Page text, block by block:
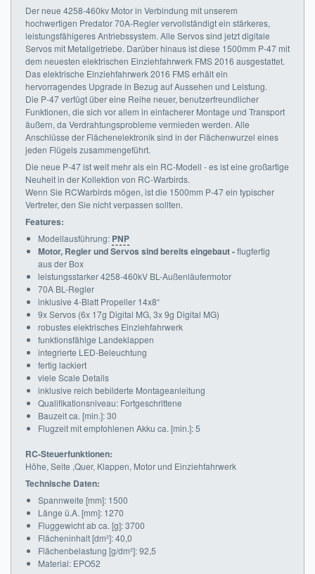
Der neue 4258-460kv Motor in Verbindung mit unserem
hochwertigen Predator 70A-Regler vervollständigt ein stärkeres,
leistungsfähigeres Antriebssystem. Alle Servos sind jetzt digitale
Servos mit Metallgetriebe. Darüber hinaus ist diese 1500mm P-47 mit
dem neuesten elektrischen Einziehfahrwerk FMS 2016 ausgestattet.
Das elektrische Einziehfahrwerk 2016 FMS erhält ein
hervorragendes Upgrade in Bezug auf Aussehen und Leistung.
Die P-47 verfügt über eine Reihe neuer, benutzerfreundlicher
Funktionen, die sich vor allem in einfacherer Montage und Transport
äußern, da Verdrahtungsprobleme vermieden werden. Alle
Anschlüsse der Flächenelektronik sind in der Flächenwurzel eines
jeden Flügels zusammengeführt.
Die neue P-47 ist weit mehr als ein RC-Modell - es ist eine großartige
Neuheit in der Kollektion von RC-Warbirds.
Wenn Sie RCWarbirds mögen, ist die 1500mm P-47 ein typischer
Vertreter, den Sie nicht verpassen sollten.
Features:
Modellausführung: PNP
Motor, Regler und Servos sind bereits eingebaut -flugfertig
aus der Box
leistungsstarker 4258-460kV BL-Außenläufermotor
70A BL-Regler
inklusive 4-Blatt Propeller 14x8“
9x Servos (6x 17g Digital MG, 3x 9g Digital MG)
robustes elektrisches Einziehfahrwerk
funktionsfähige Landeklappen
integrierte LED-Beleuchtung
fertig lackiert
viele Scale Details
inklusive reich bebilderte Montageanleitung
Qualifikationsniveau: Fortgeschrittene
Bauzeit ca. [min.]: 30
Flugzeit mit empfohlenen Akku ca. [min.]: 5
RC-Steuerfunktionen:
Höhe, Seite ,Quer, Klappen, Motor und Einziehfahrwerk
Technische Daten:
Spannweite [mm]: 1500
Länge ü.A. [mm]: 1270
Fluggewicht ab ca. [g]: 3700
Flächeninhalt [dm²]: 40,0
Flächenbelastung [g/dm²]: 92,5
Material: EPO52